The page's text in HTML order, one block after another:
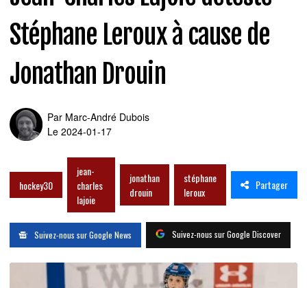
Stéphane Leroux à cause de
Jonathan Drouin
Par Marc-André Dubois
Le 2024-01-17
hockey30
jean-
charles
lajoie
jonathan
drouin
stéphane
leroux
Partager
Suivez-nous sur Google News Suivez-nous sur Google Discover